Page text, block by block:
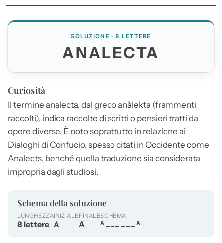
SOLUZIONE · 8 LETTERE
ANALECTA
Curiosità
Il termine analecta, dal greco anàlekta (frammenti
raccolti), indica raccolte di scritti o pensieri tratti da
opere diverse. È noto soprattutto in relazione ai
Dialoghi di Confucio, spesso citati in Occidente come
Analects, benché quella traduzione sia considerata
impropria dagli studiosi.
Schema della soluzione
LUNGHEZZA
8 lettere
INIZIALE
A
FINALE
A
SCHEMA
A______A